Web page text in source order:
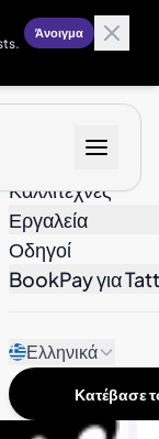
Άνοιγμα
Καλλιτέχνες
Εργαλεία
Οδηγοί
BookPay για
Ελληνικά
Κατέβασε